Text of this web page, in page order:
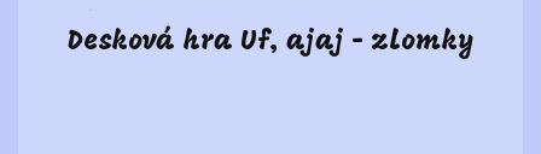
Desková hra Uf, ajaj - zlomky